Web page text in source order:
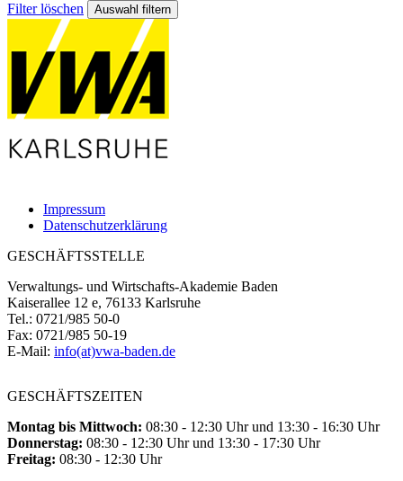
Filter löschen
Impressum
Datenschutzerklärung
GESCHÄFTSSTELLE
Verwaltungs- und Wirtschafts-Akademie Baden
Kaiserallee 12 e, 76133 Karlsruhe
Tel.: 0721/985 50-0
Fax: 0721/985 50-19
E-Mail: info(at)vwa-baden.de
GESCHÄFTSZEITEN
Montag bis Mittwoch: 08:30 - 12:30 Uhr und 13:30 - 16:30 Uhr
Donnerstag: 08:30 - 12:30 Uhr und 13:30 - 17:30 Uhr
Freitag: 08:30 - 12:30 Uhr